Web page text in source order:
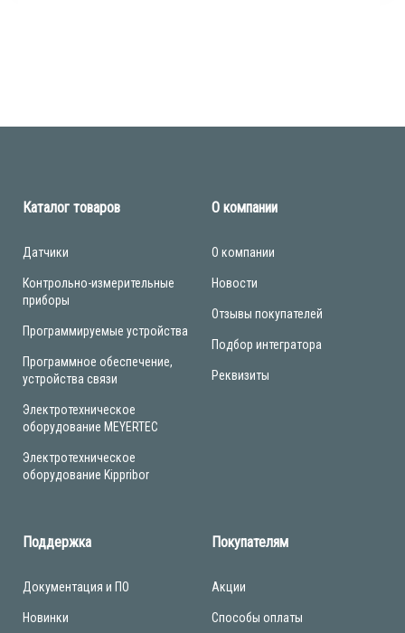
Каталог товаров
Датчики
Контрольно-измерительные
приборы
Программируемые устройства
Программное обеспечение,
устройства связи
Электротехническое
оборудование MEYERTEC
Электротехническое
оборудование Kippribor
О компании
О компании
Новости
Отзывы покупателей
Подбор интегратора
Реквизиты
Поддержка
Документация и ПО
Новинки
Покупателям
Акции
Способы оплаты